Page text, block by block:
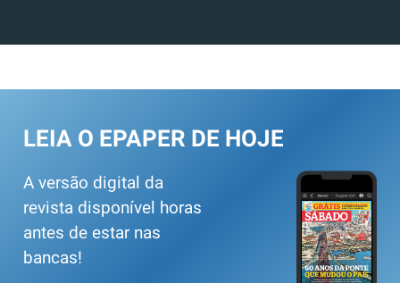
LEIA O EPAPER DE HOJE
A versão digital da
revista disponível horas
antes de estar nas
bancas!